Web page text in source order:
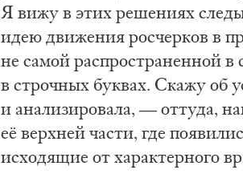
Я ви­жу в этих ре­ше­ни­ях
идею дви­же­ния ро­счер­ков в
не са­мой рас­про­стра­нен­ной
в строч­ных бук­вах. Ска­жу об
и ана­ли­зи­ро­ва­ла, — от­ту­да,
её верх­ней ча­сти, где
ис­хо­дя­щие от ха­рак­тер­но­го